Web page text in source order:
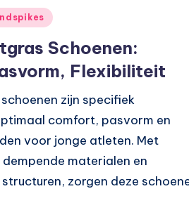
Schoenen:
Flexibiliteit
zijn specifiek
comfort, pasvorm en
voor jonge atleten. Met
materialen en
zorgen deze